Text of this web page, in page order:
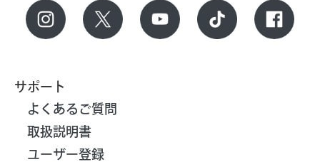
サポート
よくあるご質問
取扱説明書
ユーザー登録